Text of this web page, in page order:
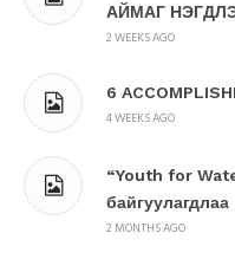
АЙМАГ
2 WEEKS AGO
6
4 WEEKS AGO
“Youth for
байгуулагдлаа
2 MONTHS AGO